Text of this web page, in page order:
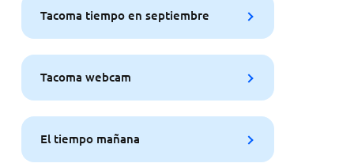
Tacoma tiempo en septiembre
Tacoma webcam
El tiempo mañana